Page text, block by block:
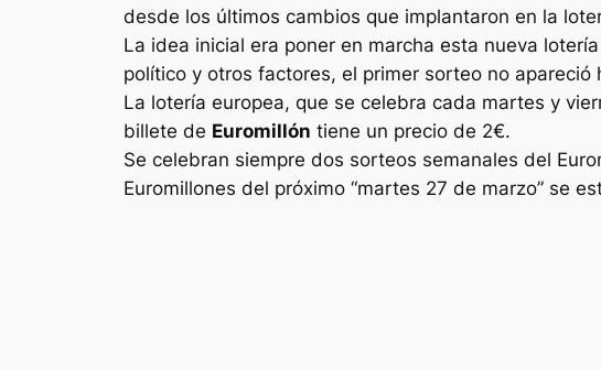
desde los últimos cambios que implantaron en la
La idea inicial era poner en marcha esta nueva
político y otros factores, el primer sorteo no
La lotería europea, que se celebra cada martes y
billete de Euromillón tiene un precio de 2€.
Se celebran siempre dos sorteos semanales del
Euromillones del próximo “martes 27 de marzo” se